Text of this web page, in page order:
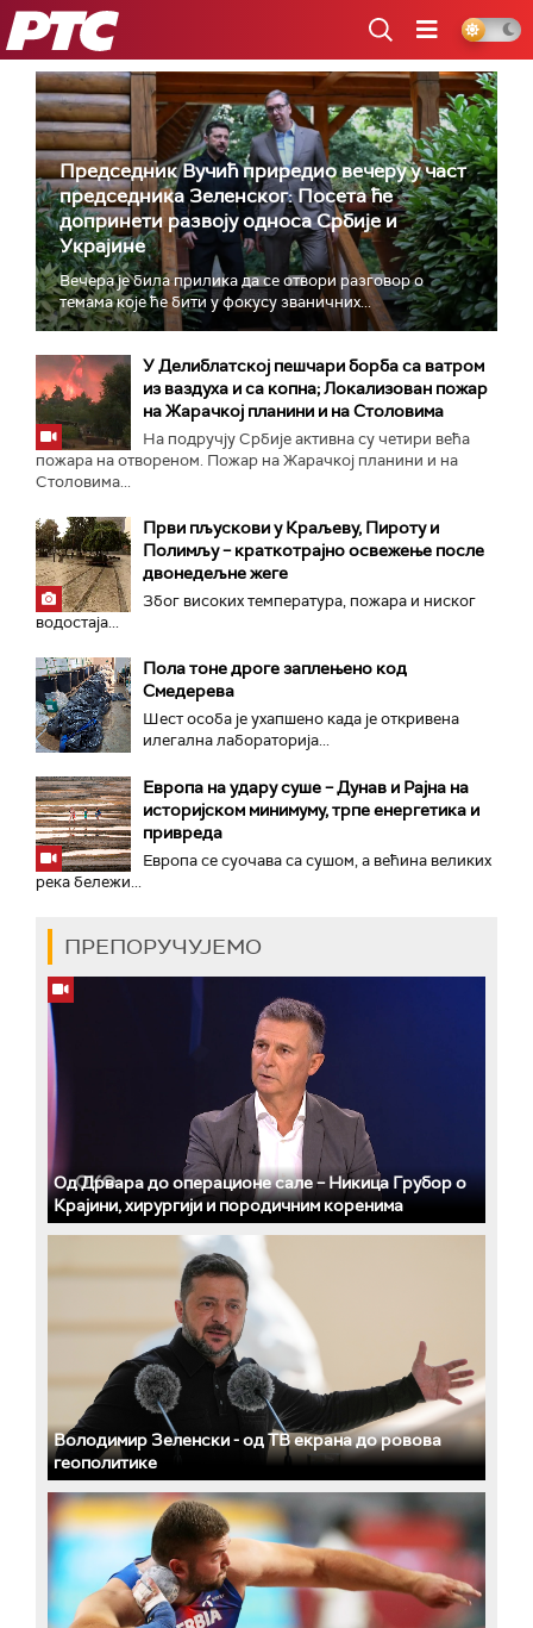
РТС
Председник Вучић приредио вечеру у част
председника Зеленског: Посета ће
допринети развоју односа Србије и
Украјине
Вечера је била прилика да се отвори разговор о
темама које ће бити у фокусу званичних...
У Делиблатској пешчари борба са ватром
из ваздуха и са копна; Локализован пожар
на Жарачкој планини и на Столовима
На подручју Србије активна су четири већа
пожара на отвореном. Пожар на Жарачкој планини и на
Столовима...
Први пљускови у Краљеву, Пироту и
Полимљу – краткотрајно освежење после
двонедељне жеге
Због високих температура, пожара и ниског
водостаја...
Пола тоне дроге заплењено код
Смедерева
Шест особа је ухапшено када је откривена
илегална лабораторија...
Европа на удару суше – Дунав и Рајна на
историјском минимуму, трпе енергетика и
привреда
Европа се суочава са сушом, а већина великих
река бележи...
ПРЕПОРУЧУЈЕМО
Од Дрвара до операционе сале – Никица Грубор о
Крајини, хирургији и породичним коренима
Володимир Зеленски - од ТВ екрана до ровова
геополитике